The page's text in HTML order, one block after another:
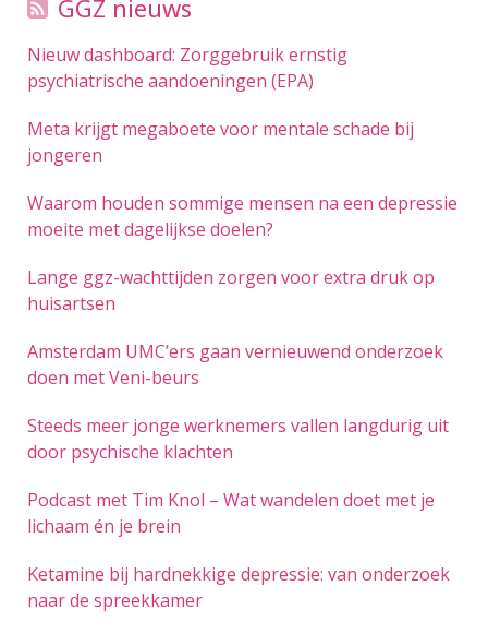
GGZ nieuws
Nieuw dashboard: Zorggebruik ernstig
psychiatrische aandoeningen (EPA)
Meta krijgt megaboete voor mentale schade bij
jongeren
Waarom houden sommige mensen na een depressie
moeite met dagelijkse doelen?
Lange ggz-wachttijden zorgen voor extra druk op
huisartsen
Amsterdam UMC’ers gaan vernieuwend onderzoek
doen met Veni-beurs
Steeds meer jonge werknemers vallen langdurig uit
door psychische klachten
Podcast met Tim Knol – Wat wandelen doet met je
lichaam én je brein
Ketamine bij hardnekkige depressie: van onderzoek
naar de spreekkamer